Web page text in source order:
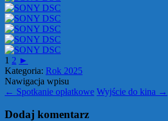
1 2 ►
Kategoria: Rok 2025
Nawigacja wpisu
← Spotkanie opłatkowe Wyjście do kina →
Dodaj komentarz